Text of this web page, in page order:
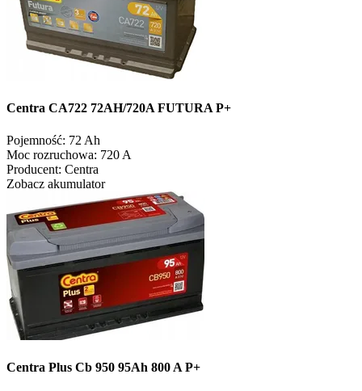
Centra CA722 72AH/720A FUTURA P+
Pojemność: 72 Ah
Moc rozruchowa: 720 A
Producent: Centra
Zobacz akumulator
Centra Plus Cb 950 95Ah 800 A P+